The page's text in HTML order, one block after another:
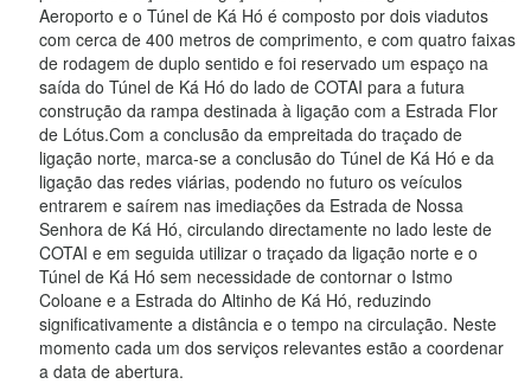
Aeroporto e o Túnel de Ká Hó é composto por dois viadutos
com cerca de 400 metros de comprimento, e com quatro faixas
de rodagem de duplo sentido e foi reservado um espaço na
saída do Túnel de Ká Hó do lado de COTAI para a futura
construção da rampa destinada à ligação com a Estrada Flor
de Lótus.Com a conclusão da empreitada do traçado de
ligação norte, marca-se a conclusão do Túnel de Ká Hó e da
ligação das redes viárias, podendo no futuro os veículos
entrarem e saírem nas imediações da Estrada de Nossa
Senhora de Ká Hó, circulando directamente no lado leste de
COTAI e em seguida utilizar o traçado da ligação norte e o
Túnel de Ká Hó sem necessidade de contornar o Istmo
Coloane e a Estrada do Altinho de Ká Hó, reduzindo
significativamente a distância e o tempo na circulação. Neste
momento cada um dos serviços relevantes estão a coordenar
a data de abertura.